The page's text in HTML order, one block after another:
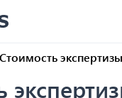
Стоимость